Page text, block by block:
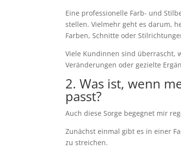
Eine professionelle Farb- und
stellen. Vielmehr geht es darum,
Farben, Schnitte oder
Viele Kundinnen sind überrascht,
Veränderungen oder gezielte
2. Was ist, wenn
passt?
Auch diese Sorge begegnet mir
Zunächst einmal gibt es in einer
zu streichen.